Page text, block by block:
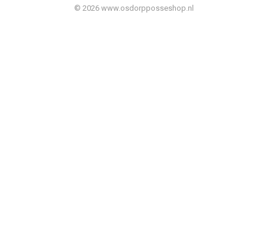
© 2026 www.osdorpposseshop.nl